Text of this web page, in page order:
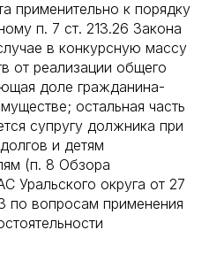
применительно к порядку
п. 7 ст. 213.26 Закона
в конкурсную массу
от реализации общего
доле гражданина-
остальная часть
супругу должника при
и детям
(п. 8 Обзора
Уральского округа от 27
по вопросам применения